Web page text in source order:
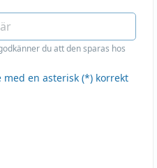
du att den sparas hos
en asterisk (*) korrekt